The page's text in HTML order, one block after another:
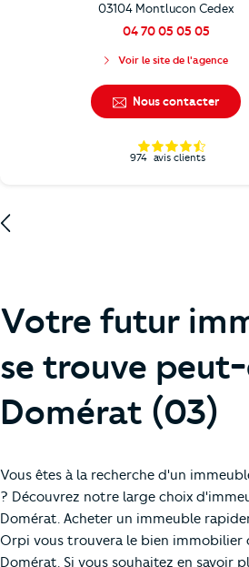
03104 Montlucon Cedex
04 70 05 05 05
Voir le site de l'agence
Nous contacter
974 avis clients
Votre futur
se trouve
Domérat (03)
Vous êtes à la recherche d'un
? Découvrez notre large choix
Domérat. Acheter un immeuble
Orpi vous trouvera le bien immobilier
Domérat. Si vous souhaitez en savoir